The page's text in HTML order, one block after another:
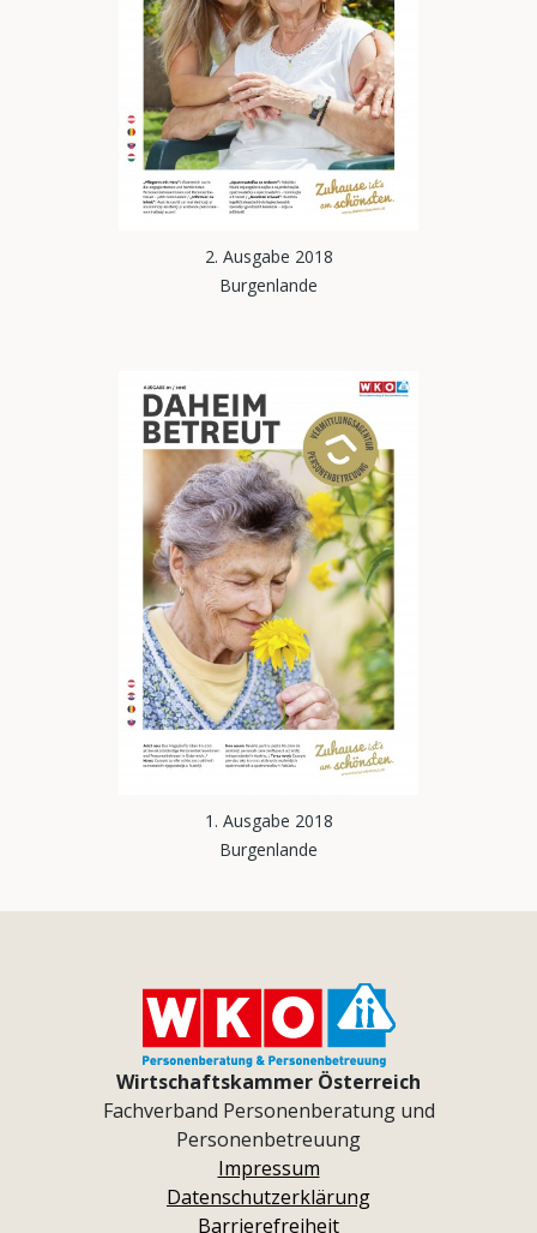
2. Ausgabe 2018
Burgenlande
1. Ausgabe 2018
Burgenlande
Wirtschaftskammer Österreich
Fachverband Personenberatung und
Personenbetreuung
Impressum
Datenschutzerklärung
Barrierefreiheit